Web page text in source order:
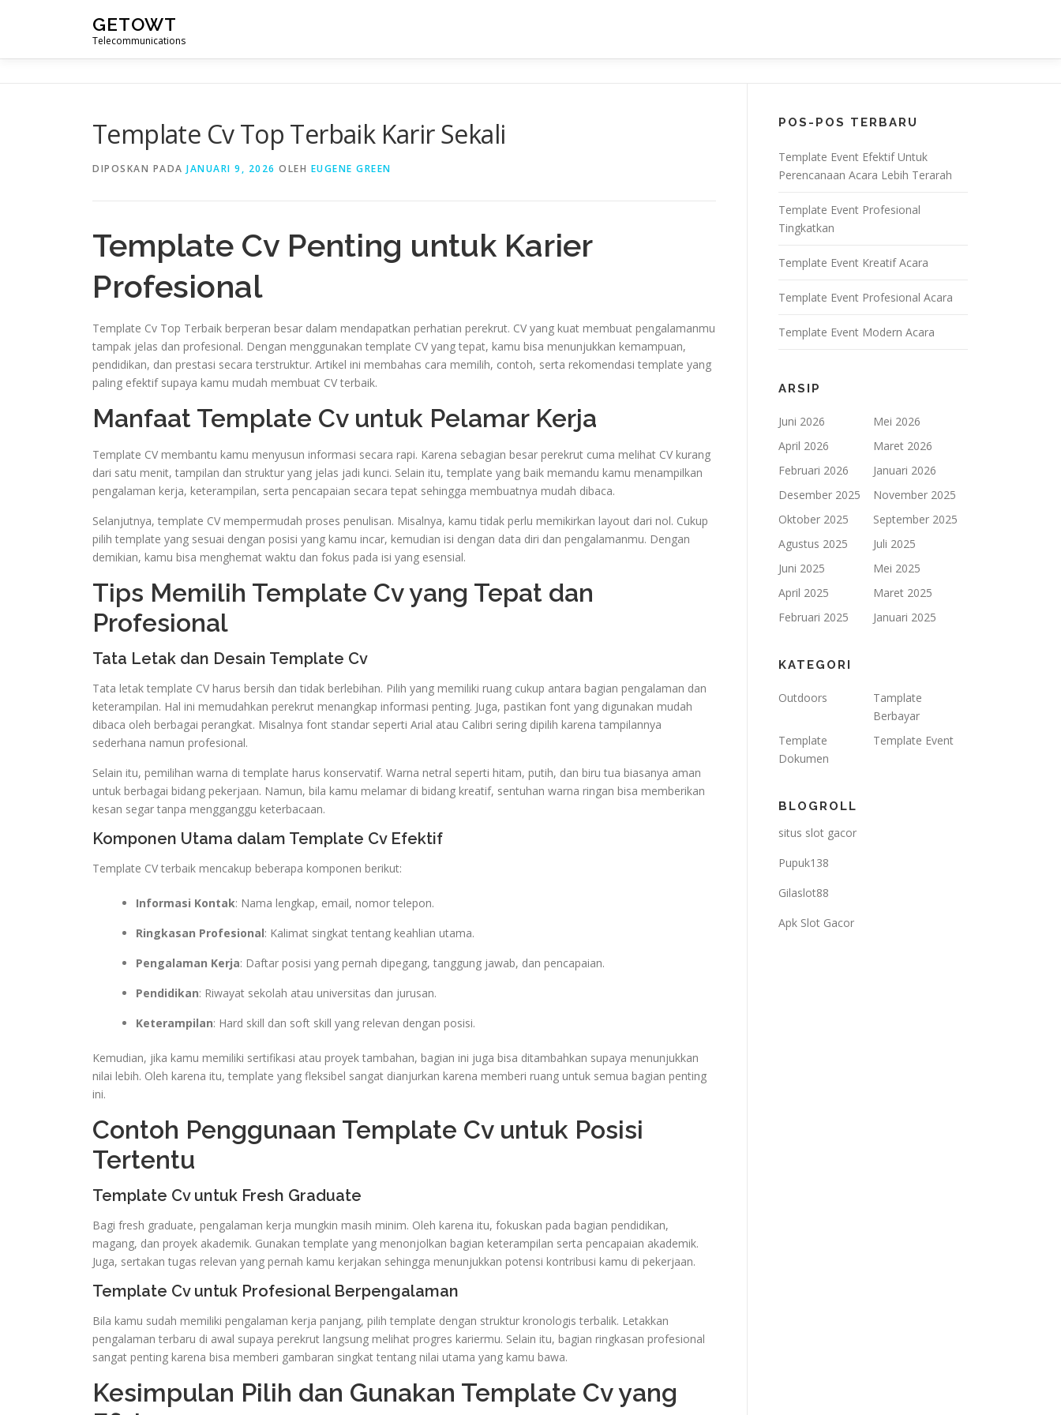
GETOWT
Telecommunications
Template Cv Top Terbaik Karir Sekali
DIPOSKAN PADA JANUARI 9, 2026 OLEH EUGENE GREEN
Template Cv Penting untuk Karier
Profesional
Template Cv Top Terbaik berperan besar dalam mendapatkan perhatian perekrut. CV yang kuat membuat pengalamanmu
tampak jelas dan profesional. Dengan menggunakan template CV yang tepat, kamu bisa menunjukkan kemampuan,
pendidikan, dan prestasi secara terstruktur. Artikel ini membahas cara memilih, contoh, serta rekomendasi template yang
paling efektif supaya kamu mudah membuat CV terbaik.
Manfaat Template Cv untuk Pelamar Kerja
Template CV membantu kamu menyusun informasi secara rapi. Karena sebagian besar perekrut cuma melihat CV kurang
dari satu menit, tampilan dan struktur yang jelas jadi kunci. Selain itu, template yang baik memandu kamu menampilkan
pengalaman kerja, keterampilan, serta pencapaian secara tepat sehingga membuatnya mudah dibaca.
Selanjutnya, template CV mempermudah proses penulisan. Misalnya, kamu tidak perlu memikirkan layout dari nol. Cukup
pilih template yang sesuai dengan posisi yang kamu incar, kemudian isi dengan data diri dan pengalamanmu. Dengan
demikian, kamu bisa menghemat waktu dan fokus pada isi yang esensial.
Tips Memilih Template Cv yang Tepat dan
Profesional
Tata Letak dan Desain Template Cv
Tata letak template CV harus bersih dan tidak berlebihan. Pilih yang memiliki ruang cukup antara bagian pengalaman dan
keterampilan. Hal ini memudahkan perekrut menangkap informasi penting. Juga, pastikan font yang digunakan mudah
dibaca oleh berbagai perangkat. Misalnya font standar seperti Arial atau Calibri sering dipilih karena tampilannya
sederhana namun profesional.
Selain itu, pemilihan warna di template harus konservatif. Warna netral seperti hitam, putih, dan biru tua biasanya aman
untuk berbagai bidang pekerjaan. Namun, bila kamu melamar di bidang kreatif, sentuhan warna ringan bisa memberikan
kesan segar tanpa mengganggu keterbacaan.
Komponen Utama dalam Template Cv Efektif
Template CV terbaik mencakup beberapa komponen berikut:
Informasi Kontak: Nama lengkap, email, nomor telepon.
Ringkasan Profesional: Kalimat singkat tentang keahlian utama.
Pengalaman Kerja: Daftar posisi yang pernah dipegang, tanggung jawab, dan pencapaian.
Pendidikan: Riwayat sekolah atau universitas dan jurusan.
Keterampilan: Hard skill dan soft skill yang relevan dengan posisi.
Kemudian, jika kamu memiliki sertifikasi atau proyek tambahan, bagian ini juga bisa ditambahkan supaya menunjukkan
nilai lebih. Oleh karena itu, template yang fleksibel sangat dianjurkan karena memberi ruang untuk semua bagian penting
ini.
Contoh Penggunaan Template Cv untuk Posisi
Tertentu
Template Cv untuk Fresh Graduate
Bagi fresh graduate, pengalaman kerja mungkin masih minim. Oleh karena itu, fokuskan pada bagian pendidikan,
magang, dan proyek akademik. Gunakan template yang menonjolkan bagian keterampilan serta pencapaian akademik.
Juga, sertakan tugas relevan yang pernah kamu kerjakan sehingga menunjukkan potensi kontribusi kamu di pekerjaan.
Template Cv untuk Profesional Berpengalaman
Bila kamu sudah memiliki pengalaman kerja panjang, pilih template dengan struktur kronologis terbalik. Letakkan
pengalaman terbaru di awal supaya perekrut langsung melihat progres kariermu. Selain itu, bagian ringkasan profesional
sangat penting karena bisa memberi gambaran singkat tentang nilai utama yang kamu bawa.
Kesimpulan Pilih dan Gunakan Template Cv yang
POS-POS TERBARU
Template Event Efektif Untuk
Perencanaan Acara Lebih Terarah
Template Event Profesional
Tingkatkan
Template Event Kreatif Acara
Template Event Profesional Acara
Template Event Modern Acara
ARSIP
Juni 2026
Mei 2026
April 2026
Maret 2026
Februari 2026
Januari 2026
Desember 2025
November 2025
Oktober 2025
September 2025
Agustus 2025
Juli 2025
Juni 2025
Mei 2025
April 2025
Maret 2025
Februari 2025
Januari 2025
KATEGORI
Outdoors
Tamplate
Berbayar
Template
Dokumen
Template Event
BLOGROLL
situs slot gacor
Pupuk138
Gilaslot88
Apk Slot Gacor